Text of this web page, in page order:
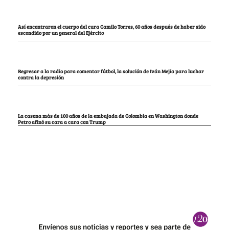
Así encontraron el cuerpo del cura Camilo Torres, 60 años después de haber sido
escondido por un general del Ejército
Regresar a la radio para comentar fútbol, la solución de Iván Mejía para luchar
contra la depresión
La casona más de 100 años de la embajada de Colombia en Washington donde
Petro afinó su cara a cara con Trump